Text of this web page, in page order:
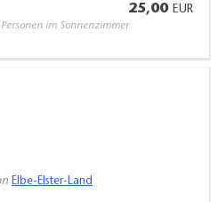
25,00 EUR
im Sonnenzimmer
Elbe-Elster-Land